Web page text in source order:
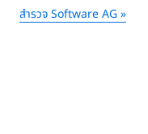
สำรวจ Software AG »